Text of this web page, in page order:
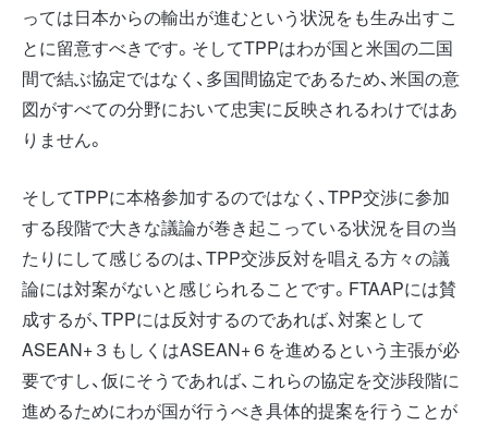
っては日本からの輸出が進むという状況をも生み出すこ
とに留意すべきです。そしてTPPはわが国と米国の二国
間で結ぶ協定ではなく、多国間協定であるため、米国の意
図がすべての分野において忠実に反映されるわけではあ
りません。
そしてTPPに本格参加するのではなく、TPP交渉に参加
する段階で大きな議論が巻き起こっている状況を目の当
たりにして感じるのは、TPP交渉反対を唱える方々の議
論には対案がないと感じられることです。FTAAPには賛
成するが、TPPには反対するのであれば、対案として
ASEAN+３もしくはASEAN+６を進めるという主張が必
要ですし、仮にそうであれば、これらの協定を交渉段階に
進めるためにわが国が行うべき具体的提案を行うことが